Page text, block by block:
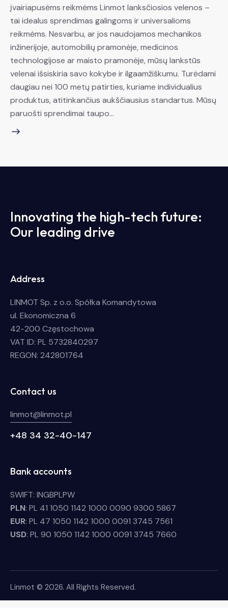
įvairiapusėms reikmėms Linmot lanksčiosios velenos –
tai idealus sprendimas galingoms ir universalioms
reikmėms. Nesvarbu, ar jos naudojamos mechanikos
inžinerijoje, automobilių pramonėje, medicinos
technologijose ar maisto pramonėje, mūsų lankstūs
velenai išsiskiria savo kokybe ir ilgaamžiškumu. Turėdami
daugiau nei 100 metų patirties, kuriame individualius
produktus, atitinkančius aukščiausius standartus. Mūsų
paruošti sprendimai taupo…
Innovating the high-tech future:
Our leading drive
Address
LINMOT Sp. z o.o. Spółka Komandytowa
ul. Ekonomiczna 6
42-200 Częstochowa
VAT ID: PL 5732840297
REGON: 242801764
Contact us
linmot@linmot.pl
+48 34 32-40-147
Bank accounts
SWIFT: INGBPLPW
PLN: PL 41 1050 1142 1000 0090 9300 5867
EUR: PL 47 1050 1142 1000 0091 3745 7561
USD: PL 90 1050 1142 1000 0091 3745 7660
Linmot © 2026. All Rights Reserved.